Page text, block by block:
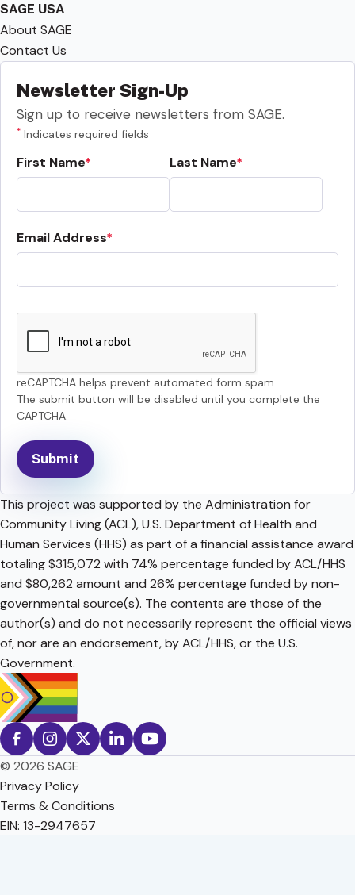
SAGE USA
About SAGE
Contact Us
Newsletter Sign-Up
Sign up to receive newsletters from SAGE.
* Indicates required fields
First Name Last Name
Email Address
reCAPTCHA helps prevent automated form spam.
The submit button will be disabled until you complete the
CAPTCHA.
This project was supported by the Administration for
Community Living (ACL), U.S. Department of Health and
Human Services (HHS) as part of a financial assistance award
totaling $315,072 with 74% percentage funded by ACL/HHS
and $80,262 amount and 26% percentage funded by non-
governmental source(s). The contents are those of the
author(s) and do not necessarily represent the official views
of, nor are an endorsement, by ACL/HHS, or the U.S.
Government.
© 2026 SAGE
Privacy Policy
Terms & Conditions
EIN: 13-2947657